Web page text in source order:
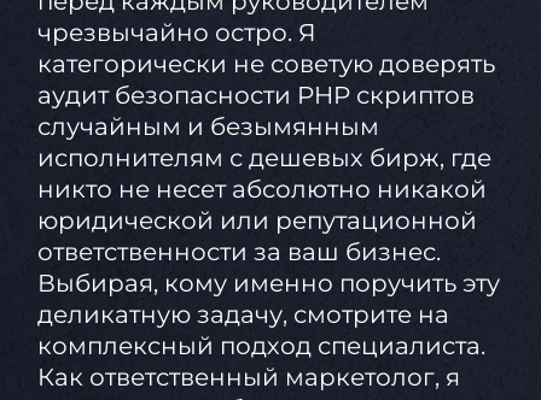
чрезвычайно остро. Я
категорически не советую доверять
аудит безопасности PHP скриптов
случайным и безымянным
исполнителям с дешевых бирж, где
никто не несет абсолютно никакой
юридической или репутационной
ответственности за ваш бизнес.
Выбирая, кому именно поручить эту
деликатную задачу, смотрите на
комплексный подход специалиста.
Как ответственный маркетолог, я